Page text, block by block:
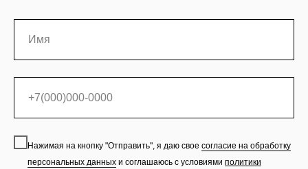
Нажимая на кнопку "Отправить", я даю свое согласие на обработку
персональных данных и соглашаюсь с условиями политики